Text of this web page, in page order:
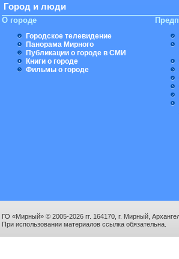
Город и люди
О городе
Городское телевидение
Панорама Мирного
Публикации о городе в СМИ
Книги о городе
Фильмы о городе
ГО «Мирный» © 2005-2026 гг. 164170, г. Мирный,
При использовании материалов ссылка обязательна.